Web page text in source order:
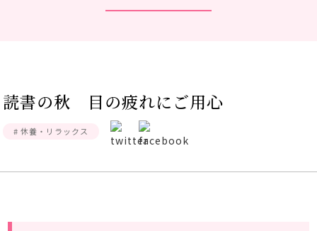
IIDA Well-being Park Project.
館内3Dマップ
読書の秋 目の疲れにご用心
# 休養・リラックス